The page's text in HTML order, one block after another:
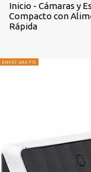
Inicio - Cámaras y
Compacto con
Rápida
ENVÍO GRATIS